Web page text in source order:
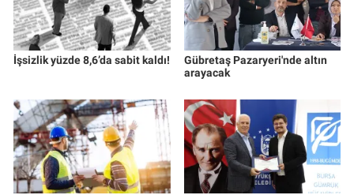
İşsizlik yüzde 8,6’da sabit kaldı!
Gübretaş Pazaryeri'nde altın
arayacak